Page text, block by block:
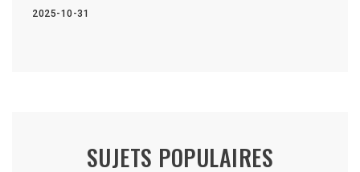
2025-10-31
SUJETS POPULAIRES